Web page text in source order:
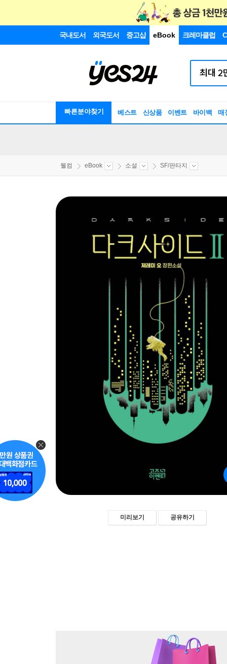
국내도서 외국도서 중고샵 eBook 크레마클럽
빠른분야찾기 베스트 신상품 이벤트 바이백 매
웰컴 eBook 소설 SF/판타지
미리보기 공유하기